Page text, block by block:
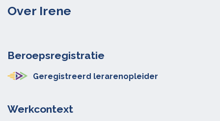
Over Irene
Beroepsregistratie
Geregistreerd lerarenopleider
Werkcontext